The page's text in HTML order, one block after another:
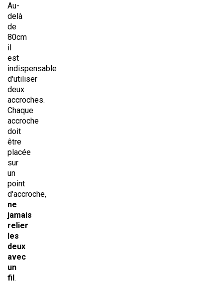
Au-
delà
de
80cm
il
est
indispensable
d'utiliser
deux
accroches.
Chaque
accroche
doit
être
placée
sur
un
point
d'accroche,
ne
jamais
relier
les
deux
avec
un
fil.